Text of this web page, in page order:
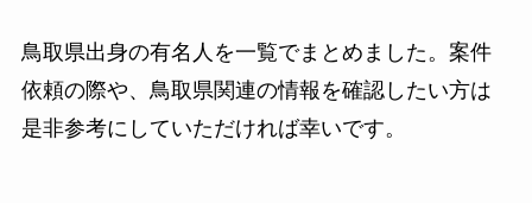
鳥取県出身の有名人を一覧でまとめました。案件
依頼の際や、鳥取県関連の情報を確認したい方は
是非参考にしていただければ幸いです。